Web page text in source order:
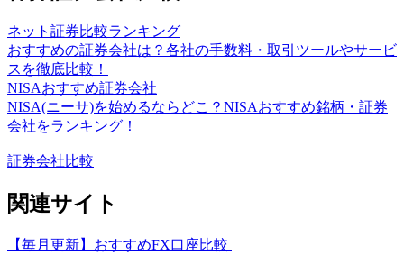
ネット証券比較ランキング
おすすめの証券会社は？各社の手数料・取引ツールやサービ
スを徹底比較！
NISAおすすめ証券会社
NISA(ニーサ)を始めるならどこ？NISAおすすめ銘柄・証券
会社をランキング！
証券会社比較
関連サイト
【毎月更新】おすすめFX口座比較